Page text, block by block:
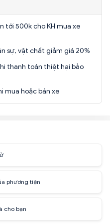
tới 500k cho KH mua xe
sự, vật chất giảm giá 20%
thanh toán thiệt hại bảo
mua hoặc bán xe
phương tiện
cho bạn